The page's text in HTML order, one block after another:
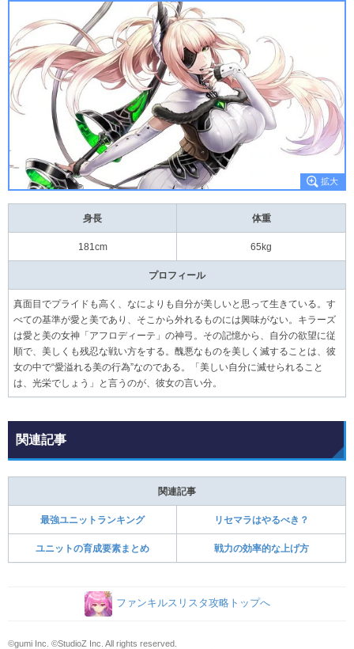
身長 体重
181cm 65kg
プロフィール
真面目でプライドも高く、なによりも自分が美しいと思って生きている。す
べての基準が愛と美であり、そこから外れるものには興味がない。キラーズ
は愛と美の女神「アフロディーテ」の神弓。その記憶から、自分の欲望に従
順で、美しくも残忍な戦い方をする。醜悪なものを美しく滅することは、彼
女の中で“愛溢れる美の行為”なのである。「美しい自分に滅せられること
は、光栄でしょう」と言うのが、彼女の言い分。
関連記事
関連記事
最強ユニットランキング リセマラはやるべき？
ユニットの育成要素まとめ 戦力の効率的な上げ方
ファンキルスリスタ攻略トップへ
©gumi Inc. ©StudioZ Inc. All rights reserved.